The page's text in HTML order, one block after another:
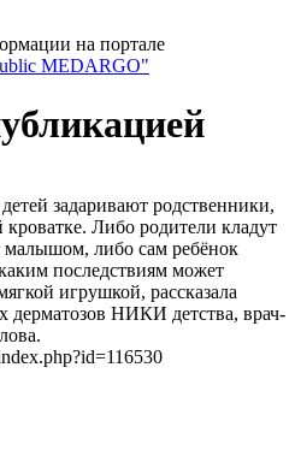
на портале
MEDARGO"
задаривают родственники,
кроватке. Либо родители кладут
либо сам ребёнок
последствиям может
игрушкой, рассказала
дерматозов НИКИ детства, врач-